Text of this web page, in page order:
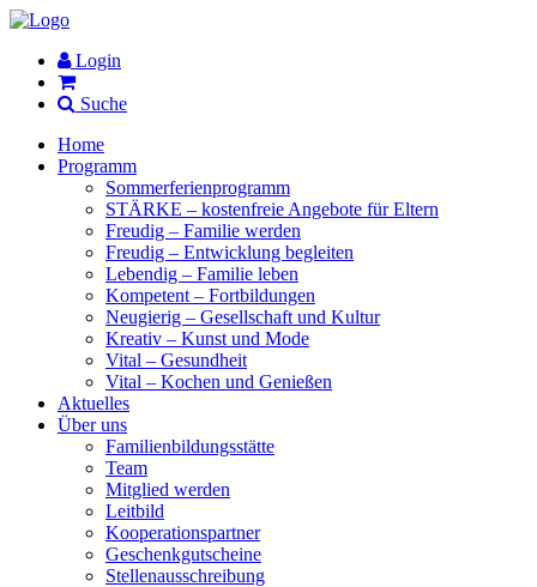
Login
Suche
Home
Programm
Sommerferienprogramm
STÄRKE – kostenfreie Angebote für Eltern
Freudig – Familie werden
Freudig – Entwicklung begleiten
Lebendig – Familie leben
Kompetent – Fortbildungen
Neugierig – Gesellschaft und Kultur
Kreativ – Kunst und Mode
Vital – Gesundheit
Vital – Kochen und Genießen
Aktuelles
Über uns
Familienbildungsstätte
Team
Mitglied werden
Leitbild
Kooperationspartner
Geschenkgutscheine
Stellenausschreibung